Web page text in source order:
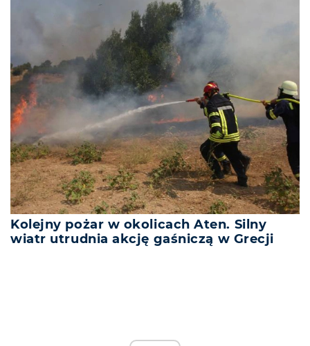
Kolejny pożar w okolicach Aten. Silny
wiatr utrudnia akcję gaśniczą w Grecji